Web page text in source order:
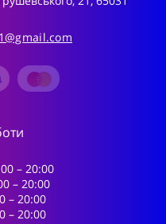
– 20:00
– 20:00
– 20:00
– 20:00